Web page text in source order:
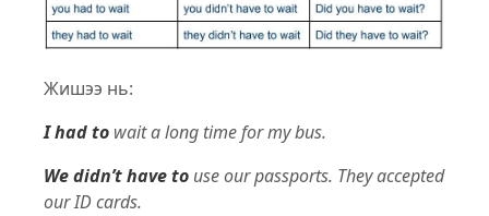
Жишээ нь:
I had to wait a long time for my bus.
We didn’t have to use our passports. They accepted
our ID cards.